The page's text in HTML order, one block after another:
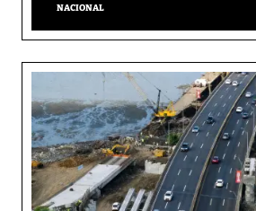
NACIONAL